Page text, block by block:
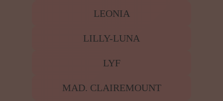
LEONIA
LILLY-LUNA
LYF
MAD. CLAIREMOUNT